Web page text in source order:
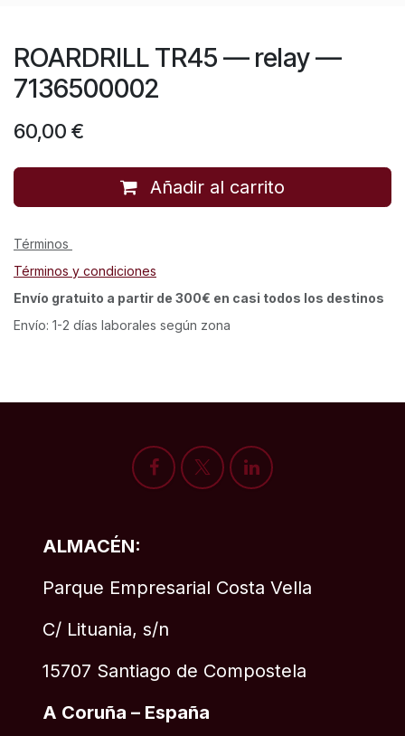
ROARDRILL TR45 — relay —
7136500002
60,00 €
Añadir al carrito
Términos
Términos y condiciones
Envío gratuito a partir de 300€ en casi todos los destinos
Envío: 1-2 días laborales según zona
ALMACÉN:
Parque Empresarial Costa Vella
C/ Lituania, s/n
15707 Santiago de Compostela
A Coruña – España